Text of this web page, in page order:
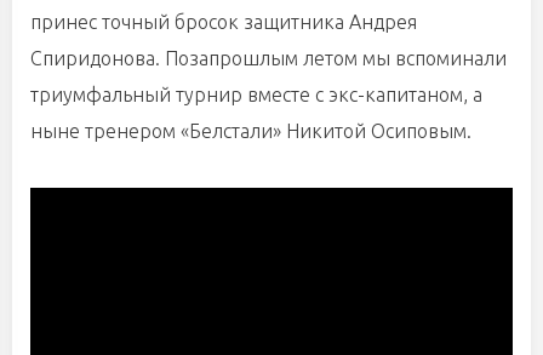
принес точный бросок защитника Андрея
Спиридонова. Позапрошлым летом мы вспоминали
триумфальный турнир вместе с экс-капитаном, а
ныне тренером «Белстали» Никитой Осиповым.